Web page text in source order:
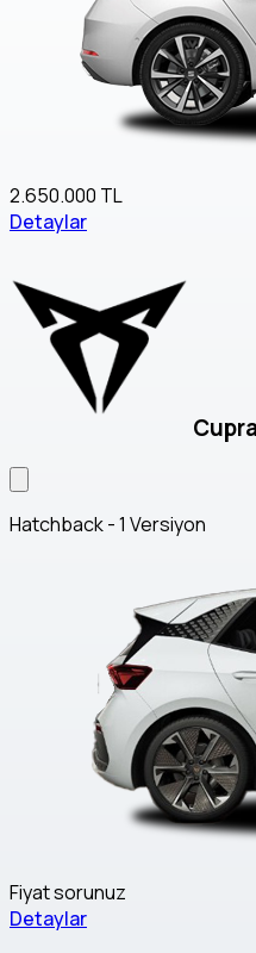
2.650.000 TL
Detaylar
Hatchback - 1 Versiyon
Fiyat sorunuz
Detaylar